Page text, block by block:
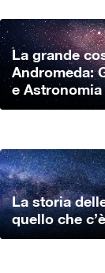
La grande
Andromeda:
e Astronomia
La storia
quello che